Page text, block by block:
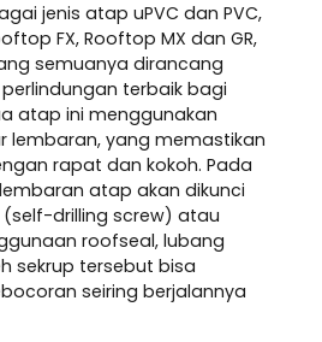
jenis atap uPVC dan PVC,
FX, Rooftop MX dan GR,
semuanya dirancang
terbaik bagi
atap ini menggunakan
lembaran, yang memastikan
rapat dan kokoh. Pada
atap akan dikunci
(self-drilling screw) atau
roofseal, lubang
sekrup tersebut bisa
seiring berjalannya